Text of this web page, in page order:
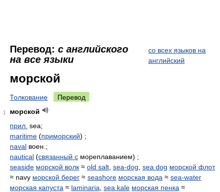
Перевод: с английского
на все языки
со всех языков на
английский
морской
Толкование Перевод
1
морской
прил. sea;
maritime (приморский) ;
naval воен.;
nautical (связанный с мореплаванием) ;
seaside морской волк ≈ old salt sea-dog sea dog морской флот
≈ navy морской берег ≈ seashore морская вода ≈ sea-water
морская капуста ≈ laminaria sea kale морская пенка ≈